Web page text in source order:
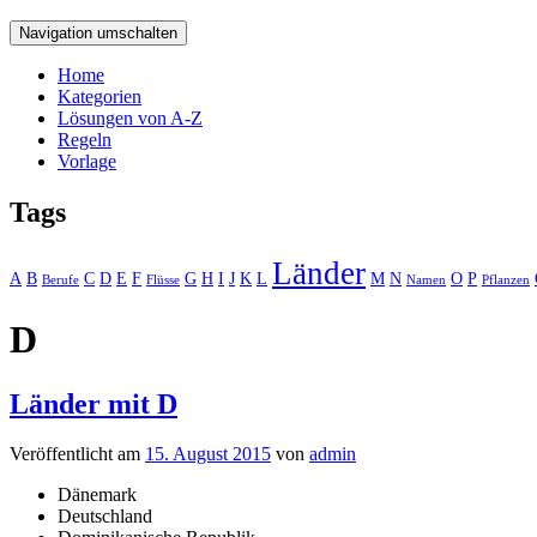
Navigation umschalten
Home
Kategorien
Lösungen von A-Z
Regeln
Vorlage
Tags
A B Berufe C D E F Flüsse G H I J K L Länder M N Namen O P Pflanzen
D
Länder mit D
Veröffentlicht am 15. August 2015 von admin
Dänemark
Deutschland